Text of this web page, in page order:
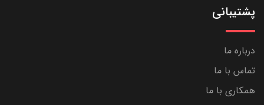
پشتیبانی
درباره ما
تماس با ما
همکاری با ما